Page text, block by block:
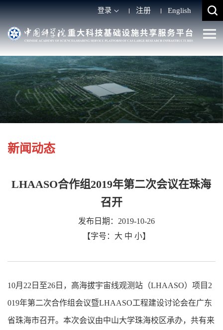
登录 注册 English
新闻动态
LHAASO合作组2019年第二次会议在珠海
召开
发布日期：2019-10-26
【字号： 大 中 小】
10月22日至26日，高海拔宇宙线观测站（LHAASO）项目2
019年第二次合作组会议暨LHAASO工程建设讨论会在广东
省珠海市召开。本次会议由中山大学珠海校区承办，共有来